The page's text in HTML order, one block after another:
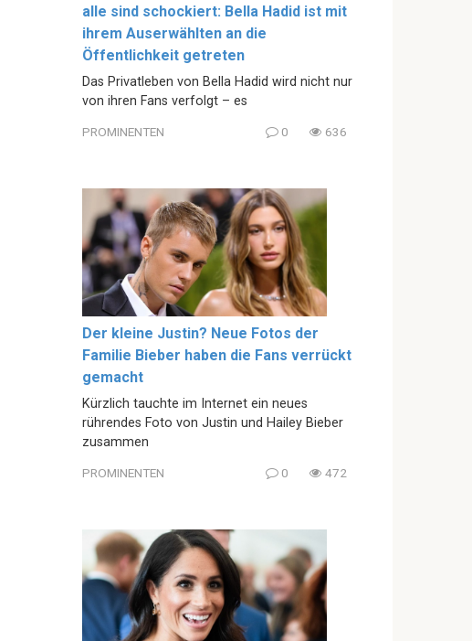
alle sind schockiert: Bella Hadid ist mit
ihrem Auserwählten an die
Öffentlichkeit getreten
Das Privatleben von Bella Hadid wird nicht nur
von ihren Fans verfolgt – es
PROMINENTEN 0 636
Der kleine Justin? Neue Fotos der
Familie Bieber haben die Fans verrückt
gemacht
Kürzlich tauchte im Internet ein neues
rührendes Foto von Justin und Hailey Bieber
zusammen
PROMINENTEN 0 472